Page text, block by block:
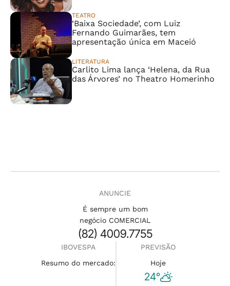
TEATRO
‘Baixa Sociedade’, com Luiz
Fernando Guimarães, tem
apresentação única em Maceió
LITERATURA
Carlito Lima lança ‘Helena, da Rua
das Árvores’ no Theatro Homerinho
ANUNCIE
É sempre um bom
negócio COMERCIAL
(82) 4009.7755
IBOVESPA
Resumo do mercado:
PREVISÃO
Hoje
24°